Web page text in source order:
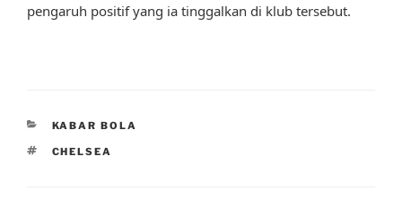
pengaruh positif yang ia tinggalkan di klub tersebut.
CATEGORIES
KABAR BOLA
TAGS
CHELSEA